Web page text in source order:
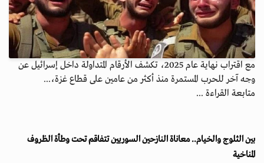
مع اقتراب نهاية عام 2025، تكشف الأرقام المتداولة داخل إسرائيل عن
وجه آخر للحرب المستمرة منذ أكثر من عامين على قطاع غزة،...
متابعة القراءة ...
بين الثلوج والخيام.. معاناة النازحين السوريين تتفاقم تحت وطأة الظروف
المناخية